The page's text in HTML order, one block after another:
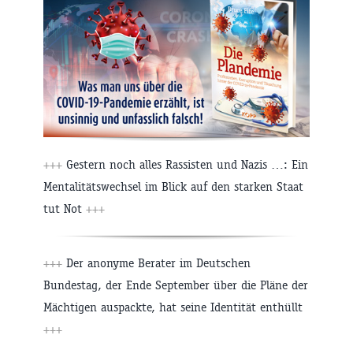
+++ Gestern noch alles Rassisten und Nazis …: Ein
Mentalitätswechsel im Blick auf den starken Staat
tut Not +++
+++ Der anonyme Berater im Deutschen
Bundestag, der Ende September über die Pläne der
Mächtigen auspackte, hat seine Identität enthüllt
+++